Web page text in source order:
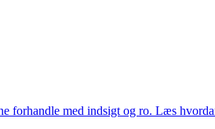
forhandle med indsigt og ro. Læs